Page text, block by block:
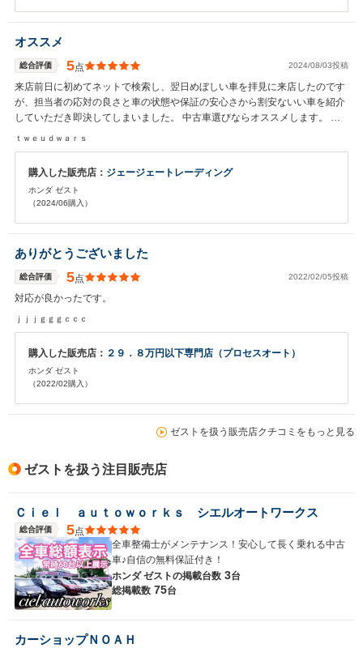
オススメ
総合評価 5点 2024/08/03投稿
来店前日に初めてネットで検索し、翌日めぼしい車を拝見に来店したのです
が、担当者の応対の良さと車の状態や保証の安心さから割安ないい車を紹介
していただき即決してしまいました。 中古車選びならオススメします。 あ
ｔｗｅｕｄｗａｒｓ
購入した販売店： ジェージェートレーディング
ホンダ ゼスト
（2024/06購入）
ありがとうございました
総合評価 5点 2022/02/05投稿
対応が良かったです。
ｊｊｊｇｇｇｃｃｃ
購入した販売店： ２９．８万円以下専門店（プロセスオート）
ホンダ ゼスト
（2022/02購入）
ゼストを扱う販売店クチコミをもっと見る
ゼストを扱う注目販売店
Ｃｉｅｌ ａｕｔｏｗｏｒｋｓ シエルオートワークス
総合評価 5点
全車整備士がメンテナンス！安心して長く乗れる中古
車♪自信の無料保証付き！
ホンダ ゼストの掲載台数 3台
総掲載数 75台
カーショップＮＯＡＨ